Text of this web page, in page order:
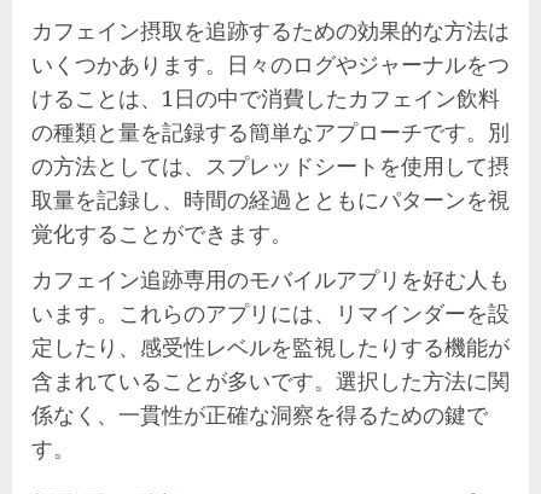
カフェイン摂取を追跡するための効果的な方法は
いくつかあります。日々のログやジャーナルをつ
けることは、1日の中で消費したカフェイン飲料
の種類と量を記録する簡単なアプローチです。別
の方法としては、スプレッドシートを使用して摂
取量を記録し、時間の経過とともにパターンを視
覚化することができます。
カフェイン追跡専用のモバイルアプリを好む人も
います。これらのアプリには、リマインダーを設
定したり、感受性レベルを監視したりする機能が
含まれていることが多いです。選択した方法に関
係なく、一貫性が正確な洞察を得るための鍵で
す。